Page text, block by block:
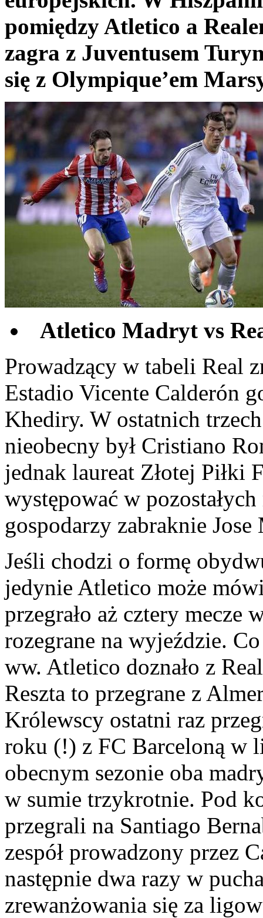
pomiędzy Atletico a
zagra z Juventusem
się z Olympique’em
Atletico Madryt vs
Prowadzący w tabeli Real
Estadio Vicente Calderón
Khediry. W ostatnich
nieobecny był Cristiano
jednak laureat Złotej Piłki
występować w
gospodarzy zabraknie
Jeśli chodzi o formę
jedynie Atletico może
przegrało aż cztery mecze
rozegrane na wyjeździe.
ww. Atletico doznało z
Reszta to przegrane z
Królewscy ostatni raz
roku (!) z FC Barceloną w
obecnym sezonie oba
w sumie trzykrotnie. Pod
przegrali na Santiago
zespół prowadzony przez
następnie dwa razy w
zrewanżowania się za